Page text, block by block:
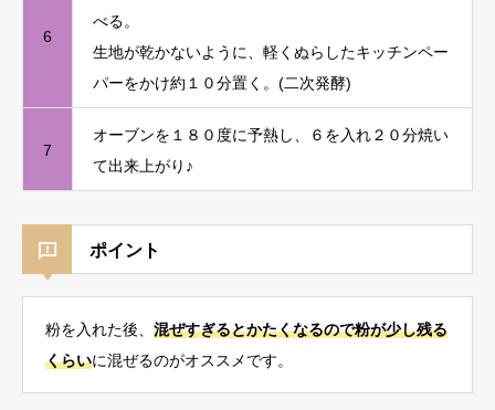
6
べる。
生地が乾かないように、軽くぬらしたキッチンペー
パーをかけ約１０分置く。(二次発酵)
7
オーブンを１８０度に予熱し、６を入れ２０分焼い
て出来上がり♪
ポイント
粉を入れた後、 混ぜすぎるとかたくなるので粉が少し残る
くらいに混ぜるのがオススメです。